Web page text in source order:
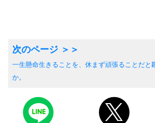
一生懸命生きることを、休まず頑張ることだと
か。